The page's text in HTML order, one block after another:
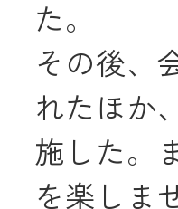
た。
その後、
れたほか
施した。
を楽しま